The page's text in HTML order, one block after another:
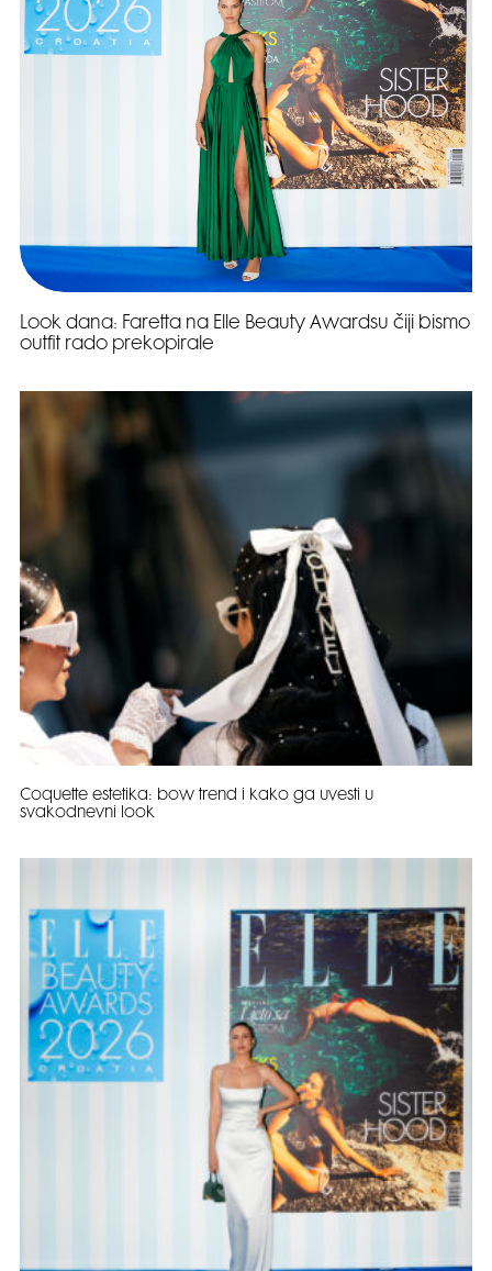
Look dana: Faretta na Elle Beauty Awardsu čiji bismo
outfit rado prekopirale
Coquette estetika: bow trend i kako ga uvesti u
svakodnevni look